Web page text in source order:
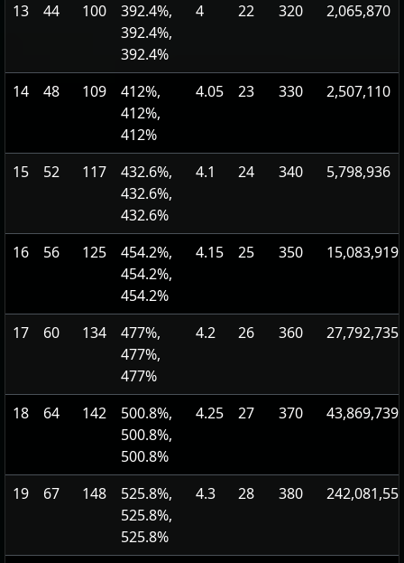
13 44 100
392.4%,
392.4%,
392.4%
4 22 320 2,065,870
14 48 109
412%,
412%,
412%
4.05 23 330 2,507,110
15 52 117
432.6%,
432.6%,
432.6%
4.1 24 340 5,798,936
16 56 125
454.2%,
454.2%,
454.2%
4.15 25 350 15,083,919
17 60 134
477%,
477%,
477%
4.2 26 360 27,792,735
18 64 142
500.8%,
500.8%,
500.8%
4.25 27 370 43,869,739
19 67 148
525.8%,
525.8%,
525.8%
4.3 28 380